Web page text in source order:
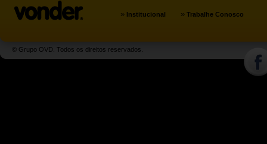
» Institucional » Trabalhe Conosco
© Grupo OVD. Todos os direitos reservados.